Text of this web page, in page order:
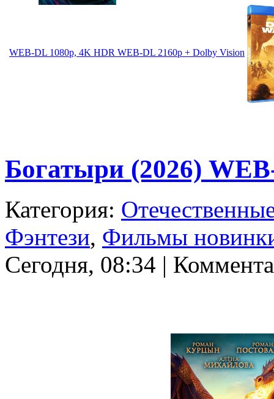
WEB-DL 1080p, 4K HDR WEB-DL 2160p + Dolby Vision
Богатыри (2026)
Категория:
Фэнтези, Фильмы
Сегодня, 08:34 |